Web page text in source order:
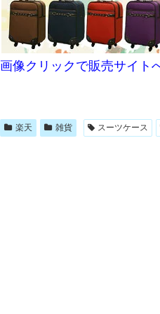
画像クリックで販売サイト
楽天 雑貨 スーツケース